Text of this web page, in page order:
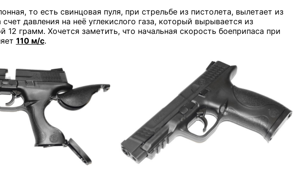
то есть свинцовая пуля, при стрельбе из пистолета, вылетает из
давления на неё углекислого газа, который вырывается из
12 грамм. Хочется заметить, что начальная скорость боеприпаса при
110 м/с.